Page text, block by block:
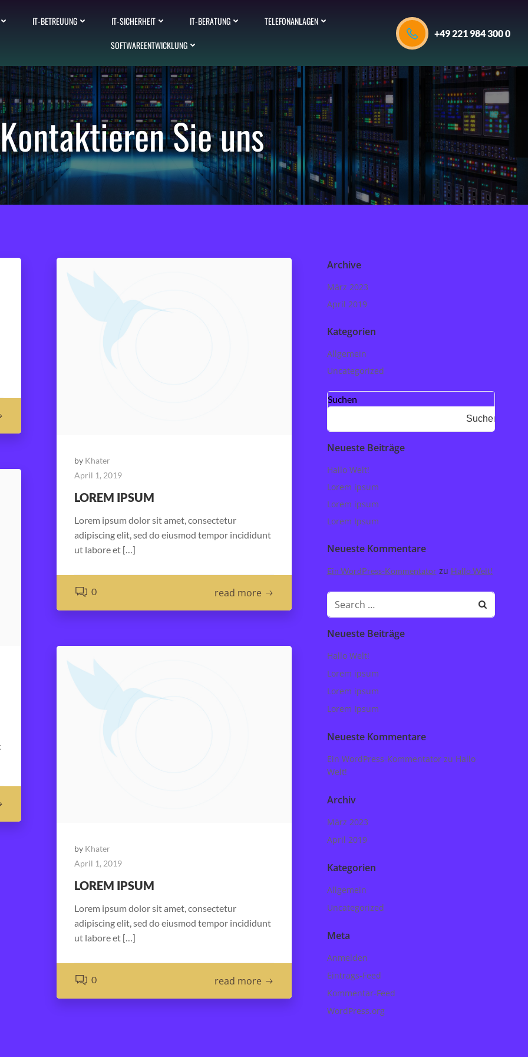
IT-BETREUUNG IT-SICHERHEIT IT-BERATUNG
TELEFONANLAGEN
SOFTWAREENTWICKLUNG
+49 221 984 300 0
Kontaktieren Sie uns
by Khater
April 1, 2019
LOREM IPSUM
Lorem ipsum dolor sit amet, consectetur
adipiscing elit, sed do eiusmod tempor incididunt
ut labore et […]
0 read more
by Khater
April 1, 2019
LOREM IPSUM
Lorem ipsum dolor sit amet, consectetur
adipiscing elit, sed do eiusmod tempor incididunt
ut labore et […]
0 read more
Archive
März 2023
April 2019
Kategorien
Allgemein
Uncategorized
Suchen
Suchen
Neueste Beiträge
Hallo Welt!
Lorem ipsum
Lorem ipsum
Lorem Ipsum
Neueste Kommentare
Ein WordPress-Kommentatorzu Hallo Welt!
Search
for:
Neueste Beiträge
Hallo Welt!
Lorem ipsum
Lorem ipsum
Lorem Ipsum
Neueste Kommentare
Ein WordPress-Kommentatorzu Hallo
Welt!
Archiv
März 2023
April 2019
Kategorien
Allgemein
Uncategorized
Meta
Anmelden
Eintrags-Feed
Kommentar-Feed
WordPress.org